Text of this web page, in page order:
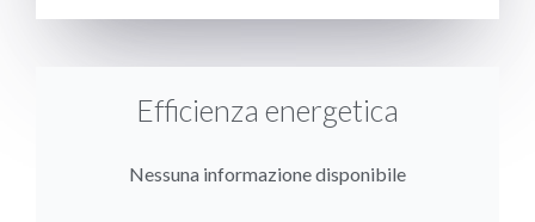
Efficienza energetica
Nessuna informazione disponibile